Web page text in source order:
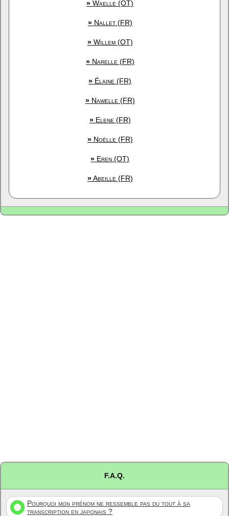
» Waelle (OT)
»Nallet (FR)
»Willem (OT)
»Narelle (FR)
» Élaine (FR)
»Nawelle (FR)
»Elene (FR)
»Noëlle (FR)
» Eren (OT)
»Abeille (FR)
F.A.Q.
Pourquoi mon prénom ne ressemble pas du tout à sa
transcription en japonais ?